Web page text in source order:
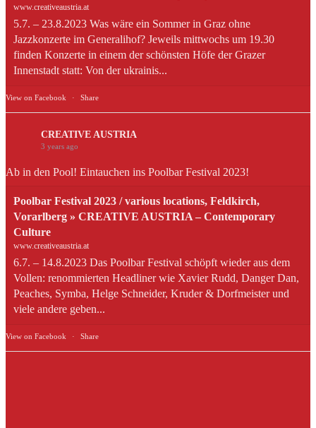
www.creativeaustria.at
5.7. – 23.8.2023 Was wäre ein Sommer in Graz ohne
Jazzkonzerte im Generalihof? Jeweils mittwochs um 19.30
finden Konzerte in einem der schönsten Höfe der Grazer
Innenstadt statt: Von der ukrainis...
View on Facebook · Share
CREATIVE AUSTRIA
3 years ago
Ab in den Pool! Eintauchen ins Poolbar Festival 2023!
Poolbar Festival 2023 / various locations, Feldkirch,
Vorarlberg » CREATIVE AUSTRIA – Contemporary
Culture
www.creativeaustria.at
6.7. – 14.8.2023 Das Poolbar Festival schöpft wieder aus dem
Vollen: renommierten Headliner wie Xavier Rudd, Danger Dan,
Peaches, Symba, Helge Schneider, Kruder & Dorfmeister und
viele andere geben...
View on Facebook · Share